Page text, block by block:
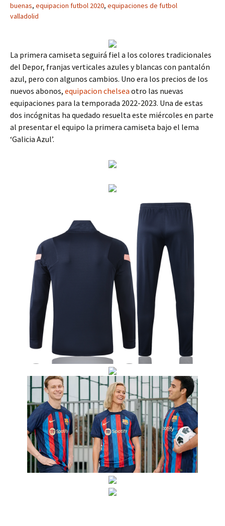
buenas, equipacion futbol 2020, equipaciones de futbol
valladolid
La primera camiseta seguirá fiel a los colores tradicionales
del Depor, franjas verticales azules y blancas con pantalón
azul, pero con algunos cambios. Uno era los precios de los
nuevos abonos, equipacion chelsea otro las nuevas
equipaciones para la temporada 2022-2023. Una de estas
dos incógnitas ha quedado resuelta este miércoles en parte
al presentar el equipo la primera camiseta bajo el lema
‘Galicia Azul’.